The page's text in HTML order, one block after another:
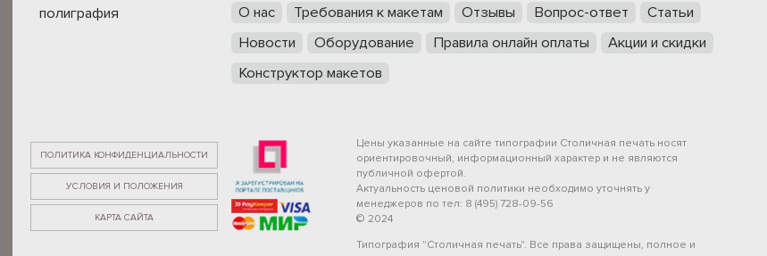
полиграфия
О нас Требования к макетам Отзывы Вопрос-ответ
Статьи
Новости
Оборудование Правила онлайн оплаты
Акции и скидки
Конструктор макетов
ПОЛИТИКА КОНФИДЕНЦИАЛЬНОСТИ
УСЛОВИЯ И ПОЛОЖЕНИЯ
КАРТА САЙТА
Цены указанные на сайте типографии Столичная печать носят
ориентировочный, информационный характер и не являются
публичной офертой.
Актуальность ценовой политики необходимо уточнять у
менеджеров по тел: 8 (495) 728-09-56
© 2024
Типография "Столичная печать". Все права защищены, полное и